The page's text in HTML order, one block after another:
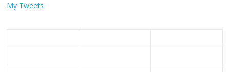
My Tweets